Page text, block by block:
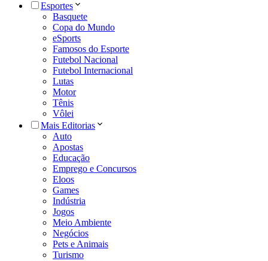
Esportes
Basquete
Copa do Mundo
eSports
Famosos do Esporte
Futebol Nacional
Futebol Internacional
Lutas
Motor
Tênis
Vôlei
Mais Editorias
Auto
Apostas
Educação
Emprego e Concursos
Eloos
Games
Indústria
Jogos
Meio Ambiente
Negócios
Pets e Animais
Turismo